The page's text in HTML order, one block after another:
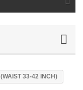
33-42 INCH)